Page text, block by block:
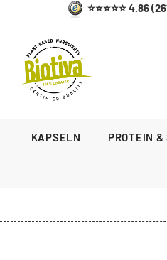
⭐⭐⭐⭐⭐ 4.86
KAPSELN PROTEIN &